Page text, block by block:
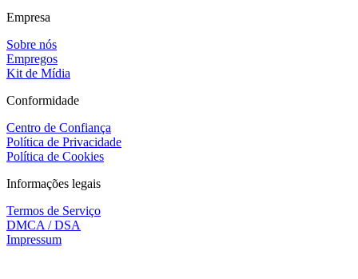
Empresa
Sobre nós
Empregos
Kit de Mídia
Conformidade
Centro de Confiança
Política de Privacidade
Política de Cookies
Informações legais
Termos de Serviço
DMCA / DSA
Impressum